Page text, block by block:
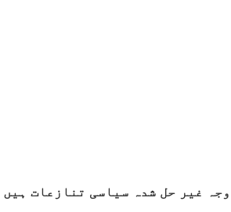
غیر حل شدہ سیاسی تنازعات